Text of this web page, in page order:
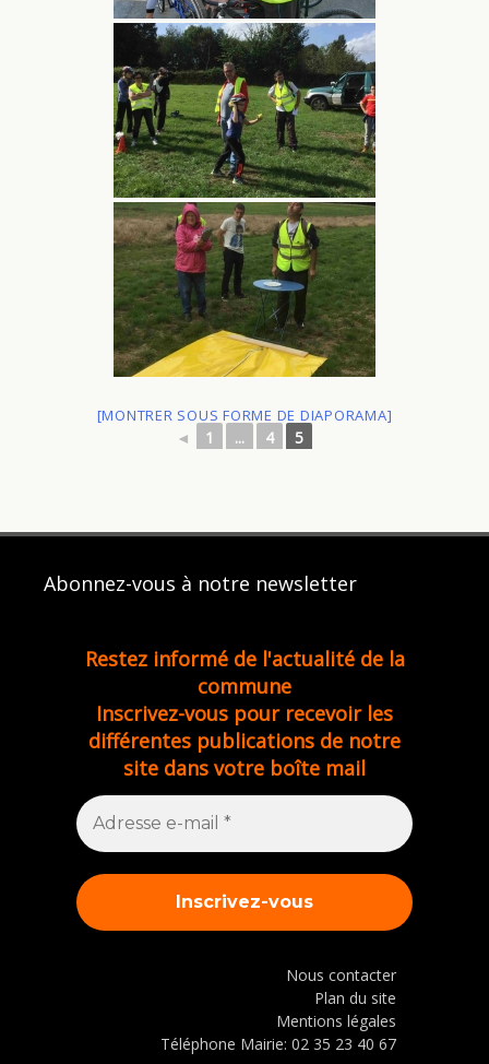
[MONTRER SOUS FORME DE DIAPORAMA]
◄ 1 ... 4 5
Abonnez-vous à notre newsletter
Restez informé de l'actualité de la
commune
Inscrivez-vous pour recevoir les
différentes publications de notre
site dans votre boîte mail
Nous contacter
Plan du site
Mentions légales
Téléphone Mairie: 02 35 23 40 67